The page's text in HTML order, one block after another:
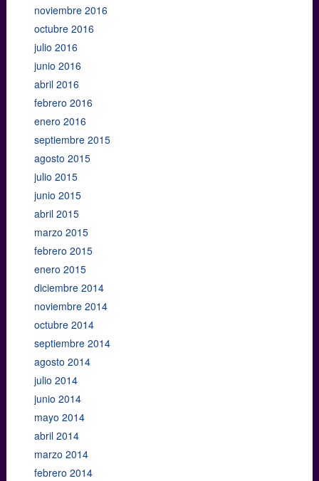
noviembre 2016
octubre 2016
julio 2016
junio 2016
abril 2016
febrero 2016
enero 2016
septiembre 2015
agosto 2015
julio 2015
junio 2015
abril 2015
marzo 2015
febrero 2015
enero 2015
diciembre 2014
noviembre 2014
octubre 2014
septiembre 2014
agosto 2014
julio 2014
junio 2014
mayo 2014
abril 2014
marzo 2014
febrero 2014